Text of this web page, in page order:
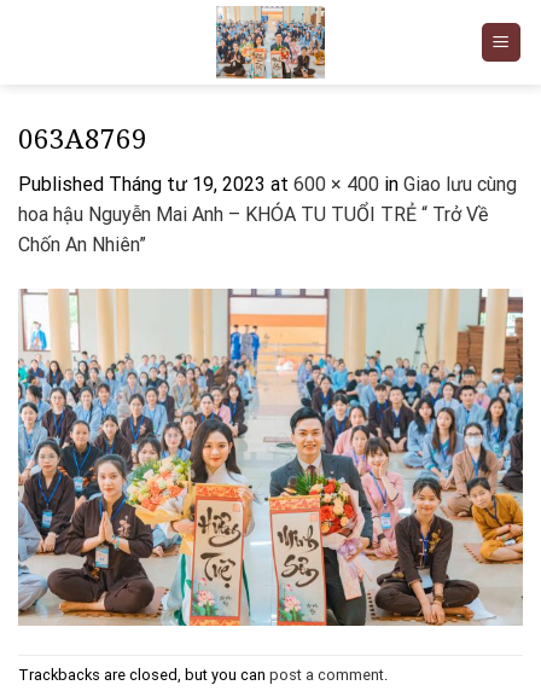
063A8769
Published Tháng tư 19, 2023 at 600 × 400 in Giao lưu cùng
hoa hậu Nguyễn Mai Anh – KHÓA TU TUỔI TRẺ “ Trở Về
Chốn An Nhiên”
Trackbacks are closed, but you can post a comment.